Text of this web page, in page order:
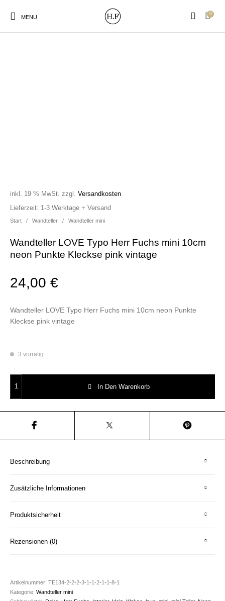
MENU
0
Start / Wandteller / Wandteller mini
Wandteller LOVE Typo Herr Fuchs mini 10cm
neon Punkte Kleckse pink vintage
24,00€
inkl. 19 % MwSt. zzgl.Versandkosten
Wandteller LOVE Typo Herr Fuchs mini 10cm neon Punkte
Kleckse pink vintage
Lieferzeit: 1-3 Werktage + Versand
3 vorrätig
In Den Warenkorb
Beschreibung
Zusätzliche Informationen
Produktsicherheit
Rezensionen (0)
Artikelnummer:TE134-2-2-2-3-1-1-2-1-1-8-1
Kategorie:Wandteller mini